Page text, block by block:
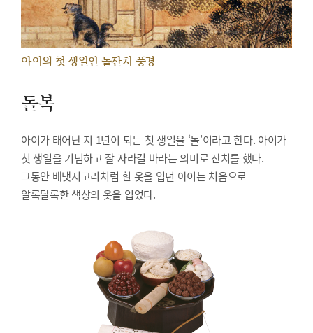
아이의 첫 생일인 돌잔치 풍경
돌복
아이가 태어난 지 1년이 되는 첫 생일을 ‘돌’이라고 한다. 아이가
첫 생일을 기념하고 잘 자라길 바라는 의미로 잔치를 했다.
그동안 배냇저고리처럼 흰 옷을 입던 아이는 처음으로
알록달록한 색상의 옷을 입었다.